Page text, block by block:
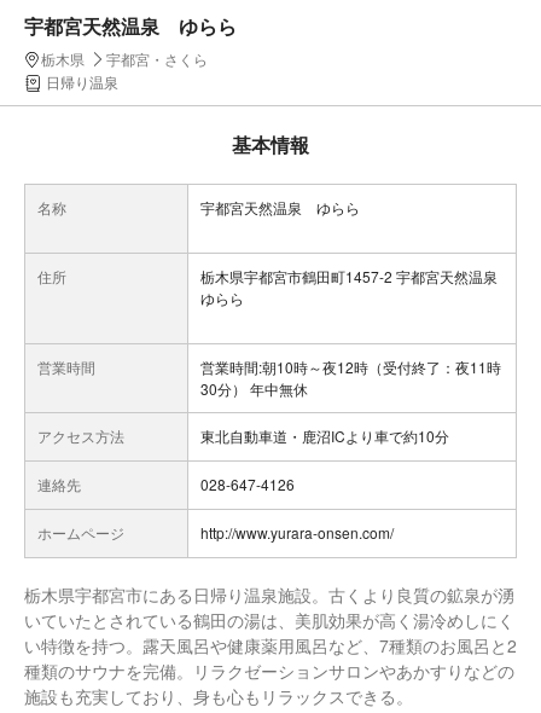
宇都宮天然温泉 ゆらら
栃木県
宇都宮・さくら
日帰り温泉
基本情報
名称 宇都宮天然温泉 ゆらら
住所
栃木県宇都宮市鶴田町1457-2 宇都宮天然温泉
ゆらら
営業時間
営業時間:朝10時～夜12時（受付終了：夜11時
30分） 年中無休
アクセス方法 東北自動車道・鹿沼ICより車で約10分
連絡先 028-647-4126
ホームページ http://www.yurara-onsen.com/
栃木県宇都宮市にある日帰り温泉施設。古くより良質の鉱泉が湧
いていたとされている鶴田の湯は、美肌効果が高く湯冷めしにく
い特徴を持つ。露天風呂や健康薬用風呂など、7種類のお風呂と2
種類のサウナを完備。リラクゼーションサロンやあかすりなどの
施設も充実しており、身も心もリラックスできる。